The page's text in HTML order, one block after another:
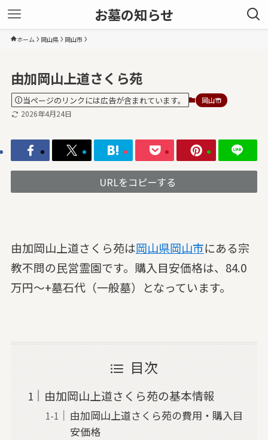
お墓の知らせ
ホーム 岡山県 岡山市
由加岡山上道さくら苑
当ページのリンクには広告が含まれています。 岡山市
2026年4月24日
URLをコピーする
由加岡山上道さくら苑は岡山県岡山市にある宗
教不問の民営霊園です。購入目安価格は、84.0
万円～+墓石代（一般墓）となっています。
目次
由加岡山上道さくら苑の基本情報
由加岡山上道さくら苑の費用・購入目
安価格